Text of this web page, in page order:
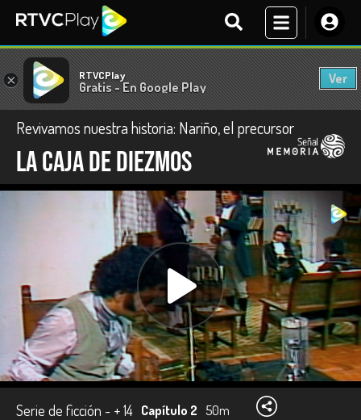
× RTVCPlay
Gratis - En Google Play
Ver
Revivamos nuestra historia: Nariño, el precursor
La caja de diezmos
Serie de ficción - + 14 Capítulo 2 50m